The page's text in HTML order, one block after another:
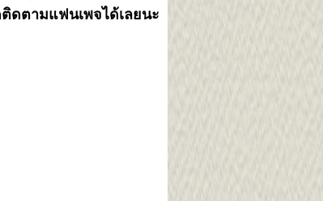
เพจได้เลยนะ